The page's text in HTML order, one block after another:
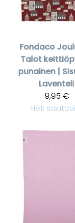
Fondaco
Talot
punainen |
Laventeli
9,95 €
Heti